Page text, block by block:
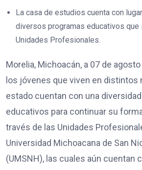
La casa de estudios cuenta con
diversos programas educativos que
Unidades Profesionales.
Morelia, Michoacán, a 07 de
los jóvenes que viven en distintos
estado cuentan con una
educativos para continuar su
través de las Unidades
Universidad Michoacana de San
(UMSNH), las cuales aún cuentan